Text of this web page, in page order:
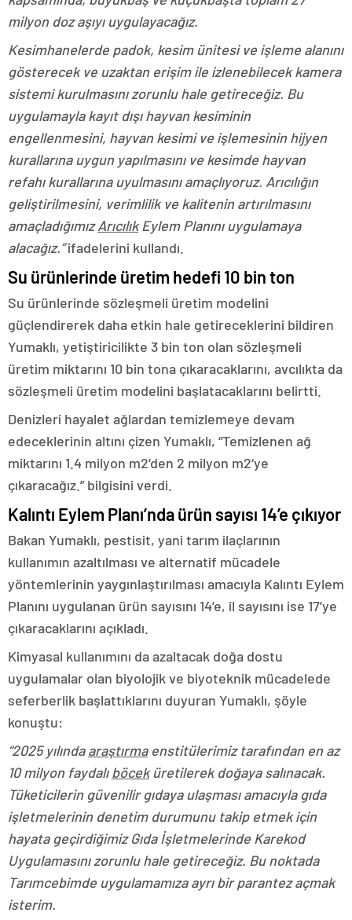
milyon doz aşıyı uygulayacağız.
Kesimhanelerde padok, kesim ünitesi ve işleme alanını
gösterecek ve uzaktan erişim ile izlenebilecek kamera
sistemi kurulmasını zorunlu hale getireceğiz. Bu
uygulamayla kayıt dışı hayvan kesiminin
engellenmesini, hayvan kesimi ve işlemesinin hijyen
kurallarına uygun yapılmasını ve kesimde hayvan
refahı kurallarına uyulmasını amaçlıyoruz. Arıcılığın
geliştirilmesini, verimlilik ve kalitenin artırılmasını
amaçladığımızArıcılıkEylem Planını uygulamaya
alacağız.”ifadelerini kullandı.
Su ürünlerinde üretim hedefi 10 bin ton
Su ürünlerinde sözleşmeli üretim modelini
güçlendirerek daha etkin hale getireceklerini bildiren
Yumaklı, yetiştiricilikte 3 bin ton olan sözleşmeli
üretim miktarını 10 bin tona çıkaracaklarını, avcılıkta da
sözleşmeli üretim modelini başlatacaklarını belirtti.
Denizleri hayalet ağlardan temizlemeye devam
edeceklerinin altını çizen Yumaklı, “Temizlenen ağ
miktarını 1.4 milyon m2‘den 2 milyon m2‘ye
çıkaracağız.” bilgisini verdi.
Kalıntı Eylem Planı’nda ürün sayısı 14’e çıkıyor
Bakan Yumaklı, pestisit, yani tarım ilaçlarının
kullanımın azaltılması ve alternatif mücadele
yöntemlerinin yaygınlaştırılması amacıyla Kalıntı Eylem
Planını uygulanan ürün sayısını 14’e, il sayısını ise 17’ye
çıkaracaklarını açıkladı.
Kimyasal kullanımını da azaltacak doğa dostu
uygulamalar olan biyolojik ve biyoteknik mücadelede
seferberlik başlattıklarını duyuran Yumaklı, şöyle
konuştu:
“2025 yılındaaraştırmaenstitülerimiz tarafından en az
10 milyon faydalıböceküretilerek doğaya salınacak.
Tüketicilerin güvenilir gıdaya ulaşması amacıyla gıda
işletmelerinin denetim durumunu takip etmek için
hayata geçirdiğimiz Gıda İşletmelerinde Karekod
Uygulamasını zorunlu hale getireceğiz. Bu noktada
Tarımcebimde uygulamamıza ayrı bir parantez açmak
isterim.